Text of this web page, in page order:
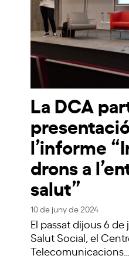
La DCA
l’informe
drons a
salut”
10 de juny de 2024
El passat dijous 6
Salut Social, el
Telecomunicacions…